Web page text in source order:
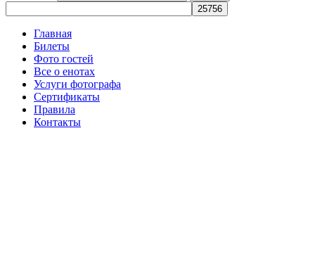
Главная
Билеты
Фото гостей
Все о енотах
Услуги фотографа
Cертификаты
Правила
Контакты